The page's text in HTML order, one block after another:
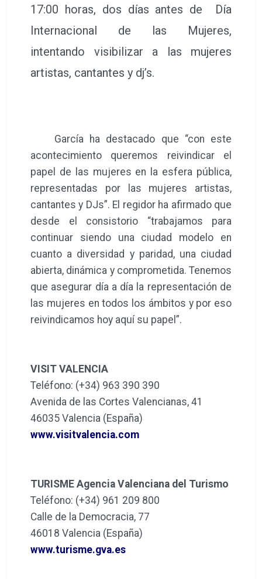
17:00 horas, dos días antes de Día
Internacional de las Mujeres,
intentando visibilizar a las mujeres
artistas, cantantes y dj’s.
García ha destacado que “con este
acontecimiento queremos reivindicar el
papel de las mujeres en la esfera pública,
representadas por las mujeres artistas,
cantantes y DJs”. El regidor ha afirmado que
desde el consistorio “trabajamos para
continuar siendo una ciudad modelo en
cuanto a diversidad y paridad, una ciudad
abierta, dinámica y comprometida. Tenemos
que asegurar día a día la representación de
las mujeres en todos los ámbitos y por eso
reivindicamos hoy aquí su papel”.
VISIT VALENCIA
Teléfono: (+34) 963 390 390
Avenida de las Cortes Valencianas, 41
46035 Valencia (España)
www.visitvalencia.com
TURISME Agencia Valenciana del Turismo
Teléfono: (+34) 961 209 800
Calle de la Democracia, 77
46018 Valencia (España)
www.turisme.gva.es